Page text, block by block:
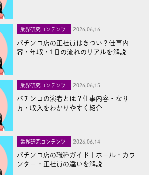
業界研究コンテンツ 2026,06,16
パチンコ店の正社員はきつい？仕事内
容・年収・1日の流れのリアルを解説
業界研究コンテンツ 2026,06,15
パチンコの演者とは？仕事内容・なり
方・収入をわかりやすく紹介
業界研究コンテンツ 2026,06,14
パチンコ店の職種ガイド｜ホール・カウ
ンター・正社員の違いを解説